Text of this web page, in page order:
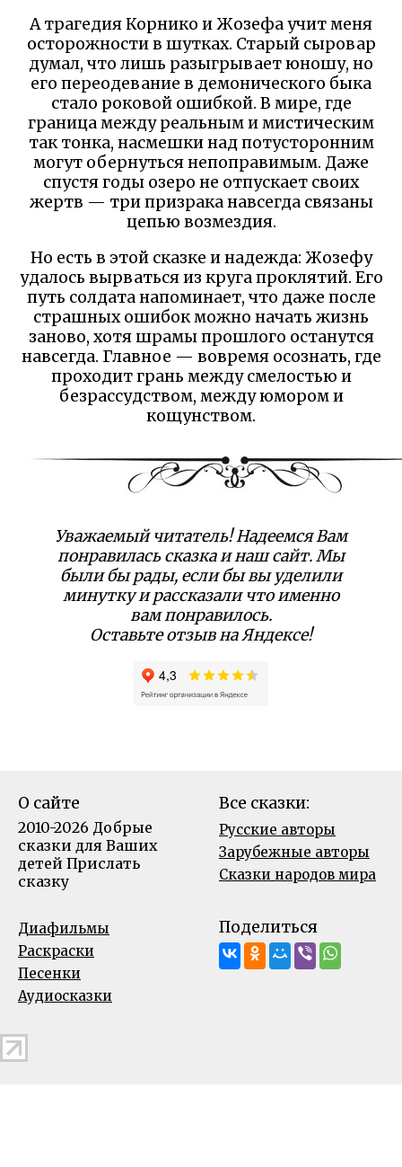
А трагедия Корнико и Жозефа учит меня
осторожности в шутках. Старый сыровар
думал, что лишь разыгрывает юношу, но
его переодевание в демонического быка
стало роковой ошибкой. В мире, где
граница между реальным и мистическим
так тонка, насмешки над потусторонним
могут обернуться непоправимым. Даже
спустя годы озеро не отпускает своих
жертв — три призрака навсегда связаны
цепью возмездия.
Но есть в этой сказке и надежда: Жозефу
удалось вырваться из круга проклятий. Его
путь солдата напоминает, что даже после
страшных ошибок можно начать жизнь
заново, хотя шрамы прошлого останутся
навсегда. Главное — вовремя осознать, где
проходит грань между смелостью и
безрассудством, между юмором и
кощунством.
Уважаемый читатель! Надеемся Вам
понравилась сказка и наш сайт. Мы
были бы рады, если бы вы уделили
минутку и рассказали что именно
вам понравилось.
Оставьте отзыв на Яндексе!
О сайте
2010-2026 Добрые
сказки для Ваших
детей Прислать
сказку
Все сказки:
Русские авторы
Зарубежные авторы
Сказки народов мира
Диафильмы
Раскраски
Песенки
Аудиосказки
Поделиться